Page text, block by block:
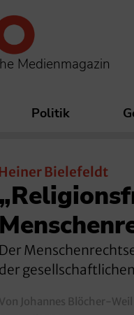
Medienmagazin
Politik
Bielefeldt
Der
der
Von Johannes Blöcher-Weil